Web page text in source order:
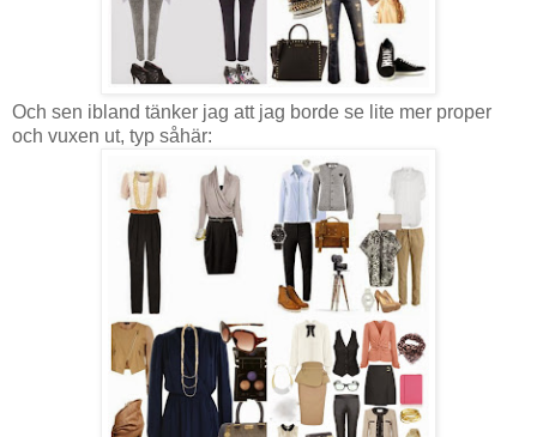
Och sen ibland tänker jag att jag borde se lite mer proper
och vuxen ut, typ såhär: